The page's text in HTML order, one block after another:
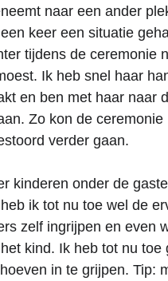
naar een ander
keer een situatie
tijdens de ceremonie
Ik heb snel haar
en ben met haar naar
Zo kon de ceremonie
verder gaan.
kinderen onder de
ik tot nu toe wel de
zelf ingrijpen en even
kind. Ik heb tot nu toe
in te grijpen. Tip: